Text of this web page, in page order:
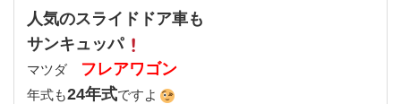
人気のスライドドア車も
サンキュッパ
マツダ フレアワゴン
年式も24年式ですよ